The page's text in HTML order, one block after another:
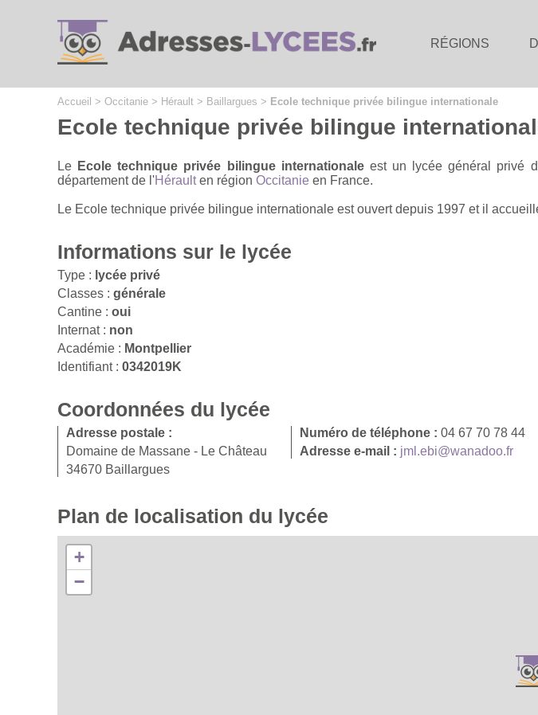
RÉGIONS
Accueil > Occitanie > Hérault > Baillargues > Ecole technique privée bilingue internationale
Ecole technique privée bilingue
Le Ecole technique privée bilingue internationaleest un lycée général privé
département de l'Héraulten région Occitanie en France.
Le Ecole technique privée bilingue internationale est ouvert depuis 1997 et il
Informations sur le lycée
Type : lycée privé
Classes : générale
Cantine : oui
Internat : non
Académie : Montpellier
Identifiant : 0342019K
Coordonnées du lycée
Adresse postale :
Domaine de Massane - Le Château
34670 Baillargues
Numéro de téléphone : 04 67 70 78 44
Adresse e-mail : jml.ebi@wanadoo.fr
Plan de localisation du lycée
+
−